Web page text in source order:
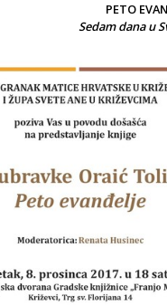
PETO
Sedam dana u